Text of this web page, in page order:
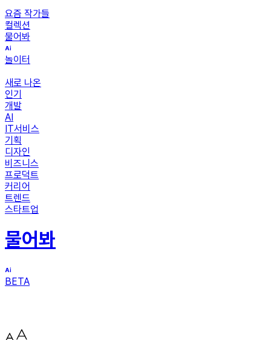
요즘 작가들
컬렉션
물어봐
놀이터
새로 나온
인기
개발
AI
IT서비스
기획
디자인
비즈니스
프로덕트
커리어
트렌드
스타트업
물어봐
BETA